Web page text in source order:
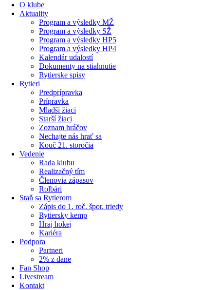
O klube
Aktuality
Program a výsledky MŽ
Program a výsledky SŽ
Program a výsledky HP5
Program a výsledky HP4
Kalendár udalostí
Dokumenty na stiahnutie
Rytierske spisy
Rytieri
Predprípravka
Prípravka
Mladší žiaci
Starší žiaci
Zoznam hráčov
Nechajte nás hrať sa
Kouč 21. storočia
Vedenie
Rada klubu
Realizačný tím
Členovia zápasov
Rolbári
Staň sa Rytierom
Zápis do 1. roč. špor. triedy
Rytiersky kemp
Hraj hokej
Kariéra
Podpora
Partneri
2% z dane
Fan Shop
Livestream
Kontakt